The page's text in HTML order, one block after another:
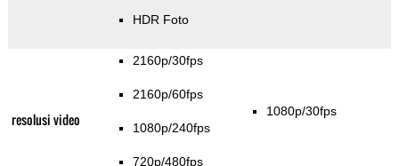
HDR Foto
resolusi video
2160p/30fps
2160p/60fps
1080p/240fps
720p/480fps
1080p/30fps